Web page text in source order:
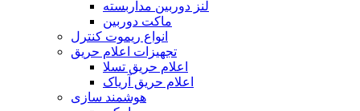
لنز دوربین مداربسته
ماکت دوربین
انواع ریموت کنترل
تجهیزات اعلام حریق
اعلام حریق تسلا
اعلام حریق آریاک
هوشمند سازی